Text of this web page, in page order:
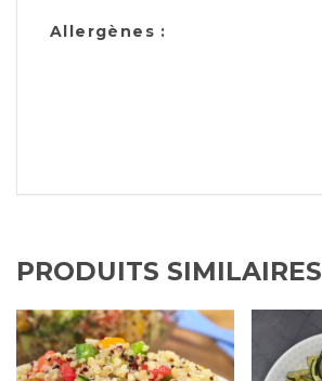
Allergènes :
PRODUITS SIMILAIRES